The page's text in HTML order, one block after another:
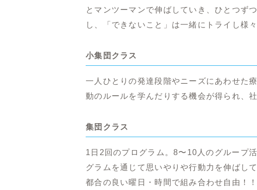
とマンツーマンで伸ばしていき、ひとつず
し、「できないこと」は一緒にトライし様
小集団クラス
一人ひとりの発達段階やニーズにあわせた
動のルールを学んだりする機会が得られ、
集団クラス
1日2回のプログラム。8〜10人のグループ
グラムを通じて思いやりや行動力を伸ばして
都合の良い曜日・時間で組み合わせ自由！！